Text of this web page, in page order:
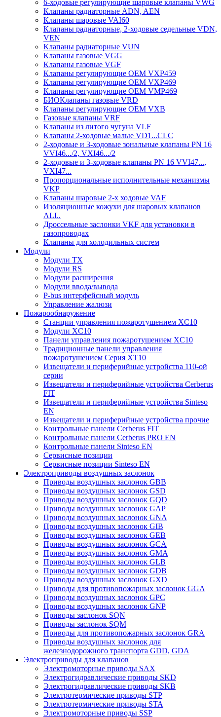
6-ходовые регулирующие шаровые клапаны VWG
Клапаны радиаторные ADN, AЕN
Клапаны шаровые VAI60
Клапаны радиаторные, 2-ходовые седельные VDN,
VEN
Клапаны радиаторные VUN
Клапаны газовые VGG
Клапаны газовые VGF
Клапаны регулирующие ОЕМ VXP459
Клапаны регулирующие ОЕМ VXP469
Клапаны регулирующие ОЕМ VMP469
БИОКлапаны газовыe VRD
Клапаны регулирующие OEM VXB
Газовые клапаны VRF
Клапаны из литого чугуна VLF
Клапаны 2-ходовые малые VD1...CLC
2-ходовые и 3-ходовые зональные клапаны PN 16
VVI46.../2, VXI46.../2
2-ходовые и 3-ходовые клапаны PN 16 VVI47...,
VXI47...
Пропорциональные исполнительные механизмы
VKP
Клапаны шаровые 2-х ходовые VAF
Изоляционные кожухи для шаровых клапанов
ALI..
Дроссельные заслонки VKF для установки в
газопроводах
Клапаны для холодильных систем
Модули
Модули TX
Модули RS
Модули расширения
Модули ввода/вывода
P-bus интерфейсный модуль
Управление жалюзи
Пожарообнаружение
Станции управления пожаротушением XC10
Модули XC10
Панели управления пожаротушением XC10
Традиционные панели управления
пожаротушением Серия XT10
Извещатели и периферийные устройства 110-ой
серии
Извещатели и периферийные устройства Cerberus
FIT
Извещатели и периферийные устройства Sinteso
EN
Извещатели и периферийные устройства прочие
Контрольные панели Cerberus FIT
Контрольные панели Cerberus PRO EN
Контрольные панели Sinteso EN
Сервисные позиции
Сервисные позиции Sinteso EN
Электроприводы воздушных заслонок
Приводы воздушных заслонок GBB
Приводы воздушных заслонок GSD
Приводы воздушных заслонок GQD
Приводы воздушных заслонок GAP
Приводы воздушных заслонок GNA
Приводы воздушных заслонок GIB
Приводы воздушных заслонок GEB
Приводы воздушных заслонок GCA
Приводы воздушных заслонок GMA
Приводы воздушных заслонок GLB
Приводы воздушных заслонок GDB
Приводы воздушных заслонок GXD
Приводы для противопожарных заслонок GGA
Приводы воздушных заслонок GPC
Приводы воздушных заслонок GNP
Приводы заслонок SQN
Приводы заслонок SQM
Приводы для противопожарных заслонок GRA
Приводы воздушных заслонок для
железнодорожного транспорта GDD, GDA
Электроприводы для клапанов
Электромоторные приводы SAX
Электрогидравлические приводы SKD
Электрогидравлические приводы SKB
Электротермические приводы STP
Электротермические приводы STA
Электромоторные приводы SSP